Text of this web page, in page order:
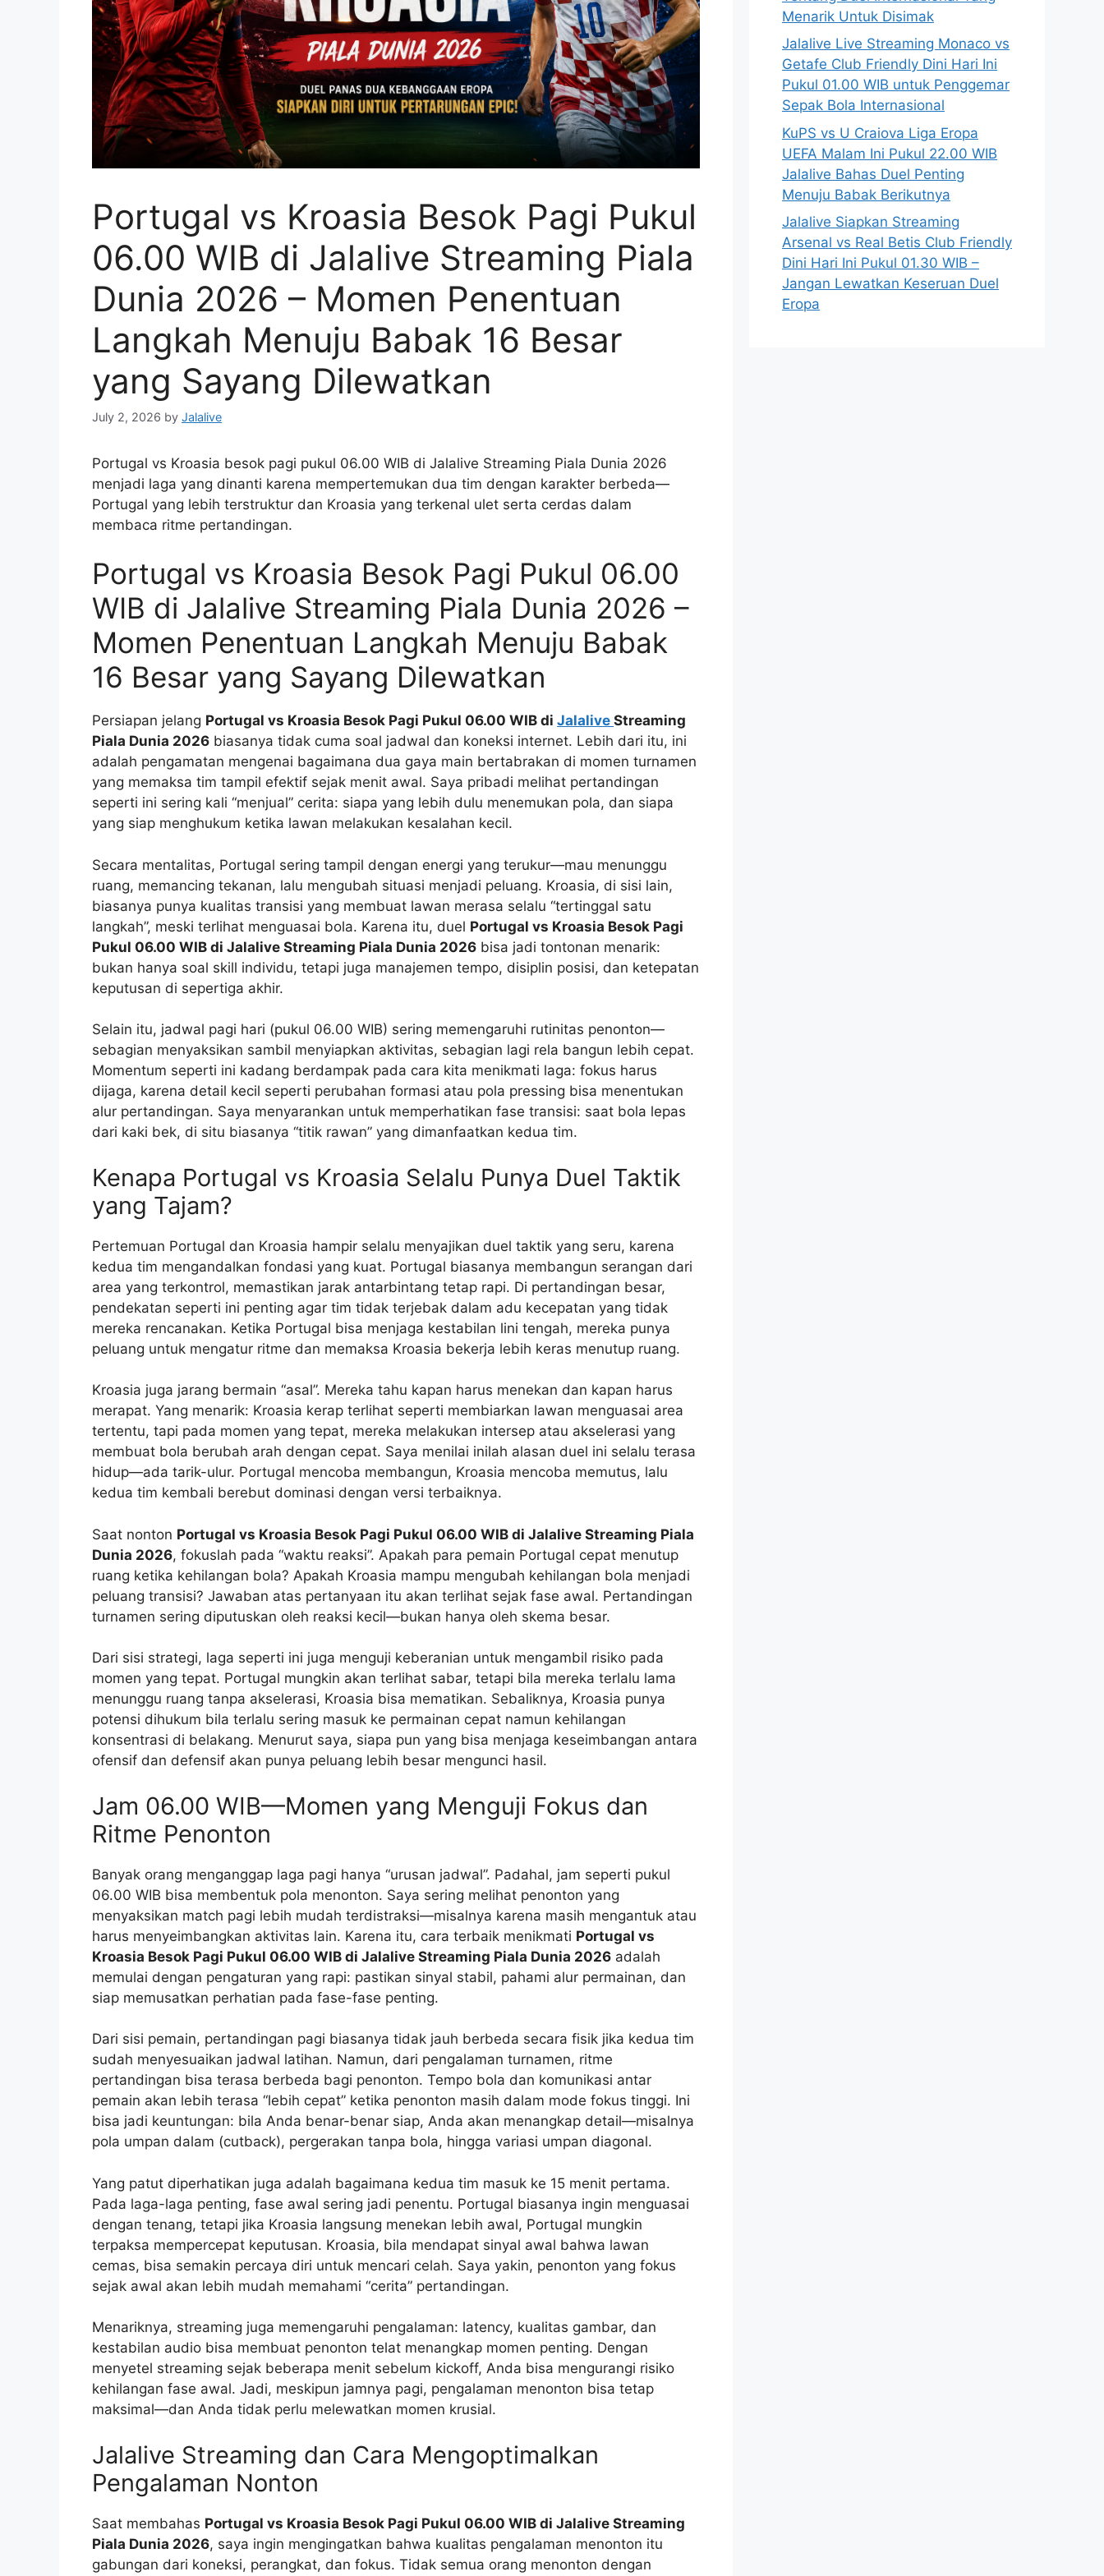
Portugal vs Kroasia Besok Pagi Pukul
06.00 WIB di Jalalive Streaming Piala
Dunia 2026 – Momen Penentuan
Langkah Menuju Babak 16 Besar
yang Sayang Dilewatkan
July 2, 2026 by Jalalive
Portugal vs Kroasia besok pagi pukul 06.00 WIB di Jalalive Streaming Piala Dunia 2026
menjadi laga yang dinanti karena mempertemukan dua tim dengan karakter berbeda—
Portugal yang lebih terstruktur dan Kroasia yang terkenal ulet serta cerdas dalam
membaca ritme pertandingan.
Portugal vs Kroasia Besok Pagi Pukul 06.00
WIB di Jalalive Streaming Piala Dunia 2026 –
Momen Penentuan Langkah Menuju Babak
16 Besar yang Sayang Dilewatkan
Persiapan jelang Portugal vs Kroasia Besok Pagi Pukul 06.00 WIB di Jalalive Streaming
Piala Dunia 2026 biasanya tidak cuma soal jadwal dan koneksi internet. Lebih dari itu, ini
adalah pengamatan mengenai bagaimana dua gaya main bertabrakan di momen turnamen
yang memaksa tim tampil efektif sejak menit awal. Saya pribadi melihat pertandingan
seperti ini sering kali “menjual” cerita: siapa yang lebih dulu menemukan pola, dan siapa
yang siap menghukum ketika lawan melakukan kesalahan kecil.
Secara mentalitas, Portugal sering tampil dengan energi yang terukur—mau menunggu
ruang, memancing tekanan, lalu mengubah situasi menjadi peluang. Kroasia, di sisi lain,
biasanya punya kualitas transisi yang membuat lawan merasa selalu “tertinggal satu
langkah”, meski terlihat menguasai bola. Karena itu, duel Portugal vs Kroasia Besok Pagi
Pukul 06.00 WIB di Jalalive Streaming Piala Dunia 2026 bisa jadi tontonan menarik:
bukan hanya soal skill individu, tetapi juga manajemen tempo, disiplin posisi, dan ketepatan
keputusan di sepertiga akhir.
Selain itu, jadwal pagi hari (pukul 06.00 WIB) sering memengaruhi rutinitas penonton—
sebagian menyaksikan sambil menyiapkan aktivitas, sebagian lagi rela bangun lebih cepat.
Momentum seperti ini kadang berdampak pada cara kita menikmati laga: fokus harus
dijaga, karena detail kecil seperti perubahan formasi atau pola pressing bisa menentukan
alur pertandingan. Saya menyarankan untuk memperhatikan fase transisi: saat bola lepas
dari kaki bek, di situ biasanya “titik rawan” yang dimanfaatkan kedua tim.
Kenapa Portugal vs Kroasia Selalu Punya Duel Taktik
yang Tajam?
Pertemuan Portugal dan Kroasia hampir selalu menyajikan duel taktik yang seru, karena
kedua tim mengandalkan fondasi yang kuat. Portugal biasanya membangun serangan dari
area yang terkontrol, memastikan jarak antarbintang tetap rapi. Di pertandingan besar,
pendekatan seperti ini penting agar tim tidak terjebak dalam adu kecepatan yang tidak
mereka rencanakan. Ketika Portugal bisa menjaga kestabilan lini tengah, mereka punya
peluang untuk mengatur ritme dan memaksa Kroasia bekerja lebih keras menutup ruang.
Kroasia juga jarang bermain “asal”. Mereka tahu kapan harus menekan dan kapan harus
merapat. Yang menarik: Kroasia kerap terlihat seperti membiarkan lawan menguasai area
tertentu, tapi pada momen yang tepat, mereka melakukan intersep atau akselerasi yang
membuat bola berubah arah dengan cepat. Saya menilai inilah alasan duel ini selalu terasa
hidup—ada tarik-ulur. Portugal mencoba membangun, Kroasia mencoba memutus, lalu
kedua tim kembali berebut dominasi dengan versi terbaiknya.
Saat nonton Portugal vs Kroasia Besok Pagi Pukul 06.00 WIB di Jalalive Streaming Piala
Dunia 2026, fokuslah pada “waktu reaksi”. Apakah para pemain Portugal cepat menutup
ruang ketika kehilangan bola? Apakah Kroasia mampu mengubah kehilangan bola menjadi
peluang transisi? Jawaban atas pertanyaan itu akan terlihat sejak fase awal. Pertandingan
turnamen sering diputuskan oleh reaksi kecil—bukan hanya oleh skema besar.
Dari sisi strategi, laga seperti ini juga menguji keberanian untuk mengambil risiko pada
momen yang tepat. Portugal mungkin akan terlihat sabar, tetapi bila mereka terlalu lama
menunggu ruang tanpa akselerasi, Kroasia bisa mematikan. Sebaliknya, Kroasia punya
potensi dihukum bila terlalu sering masuk ke permainan cepat namun kehilangan
konsentrasi di belakang. Menurut saya, siapa pun yang bisa menjaga keseimbangan antara
ofensif dan defensif akan punya peluang lebih besar mengunci hasil.
Jam 06.00 WIB—Momen yang Menguji Fokus dan
Ritme Penonton
Banyak orang menganggap laga pagi hanya “urusan jadwal”. Padahal, jam seperti pukul
06.00 WIB bisa membentuk pola menonton. Saya sering melihat penonton yang
menyaksikan match pagi lebih mudah terdistraksi—misalnya karena masih mengantuk atau
harus menyeimbangkan aktivitas lain. Karena itu, cara terbaik menikmati Portugal vs
Kroasia Besok Pagi Pukul 06.00 WIB di Jalalive Streaming Piala Dunia 2026 adalah
memulai dengan pengaturan yang rapi: pastikan sinyal stabil, pahami alur permainan, dan
siap memusatkan perhatian pada fase-fase penting.
Dari sisi pemain, pertandingan pagi biasanya tidak jauh berbeda secara fisik jika kedua tim
sudah menyesuaikan jadwal latihan. Namun, dari pengalaman turnamen, ritme
pertandingan bisa terasa berbeda bagi penonton. Tempo bola dan komunikasi antar
pemain akan lebih terasa “lebih cepat” ketika penonton masih dalam mode fokus tinggi. Ini
bisa jadi keuntungan: bila Anda benar-benar siap, Anda akan menangkap detail—misalnya
pola umpan dalam (cutback), pergerakan tanpa bola, hingga variasi umpan diagonal.
Yang patut diperhatikan juga adalah bagaimana kedua tim masuk ke 15 menit pertama.
Pada laga-laga penting, fase awal sering jadi penentu. Portugal biasanya ingin menguasai
dengan tenang, tetapi jika Kroasia langsung menekan lebih awal, Portugal mungkin
terpaksa mempercepat keputusan. Kroasia, bila mendapat sinyal awal bahwa lawan
cemas, bisa semakin percaya diri untuk mencari celah. Saya yakin, penonton yang fokus
sejak awal akan lebih mudah memahami “cerita” pertandingan.
Menariknya, streaming juga memengaruhi pengalaman: latency, kualitas gambar, dan
kestabilan audio bisa membuat penonton telat menangkap momen penting. Dengan
menyetel streaming sejak beberapa menit sebelum kickoff, Anda bisa mengurangi risiko
kehilangan fase awal. Jadi, meskipun jamnya pagi, pengalaman menonton bisa tetap
maksimal—dan Anda tidak perlu melewatkan momen krusial.
Jalalive Streaming dan Cara Mengoptimalkan
Pengalaman Nonton
Saat membahas Portugal vs Kroasia Besok Pagi Pukul 06.00 WIB di Jalalive Streaming
Piala Dunia 2026, saya ingin mengingatkan bahwa kualitas pengalaman menonton itu
gabungan dari koneksi, perangkat, dan fokus. Tidak semua orang menonton dengan
Menarik Untuk Disimak
Jalalive Live Streaming Monaco vs
Getafe Club Friendly Dini Hari Ini
Pukul 01.00 WIB untuk Penggemar
Sepak Bola Internasional
KuPS vs U Craiova Liga Eropa
UEFA Malam Ini Pukul 22.00 WIB
Jalalive Bahas Duel Penting
Menuju Babak Berikutnya
Jalalive Siapkan Streaming
Arsenal vs Real Betis Club Friendly
Dini Hari Ini Pukul 01.30 WIB –
Jangan Lewatkan Keseruan Duel
Eropa